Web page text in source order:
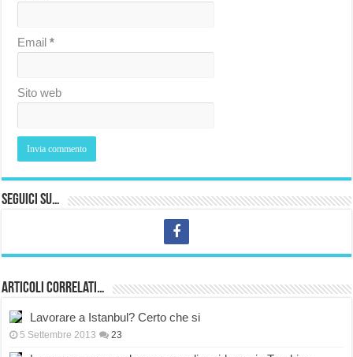
Email*
Sito web
Seguici su…
Articoli correlati…
Lavorare a Istanbul? Certo che si
5 Settembre 2013 23